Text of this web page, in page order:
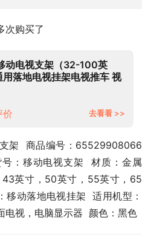
次购买了
动电视支架（32-100英
用落地电视挂架电视推车 视
强款
价 去看看 >>
架  商品编号：65529908066
：移动电视支架  材质：金属
英寸，50英寸，55英寸，65
动落地电视挂架  适用机型：
电视，电脑显示器  颜色：黑色